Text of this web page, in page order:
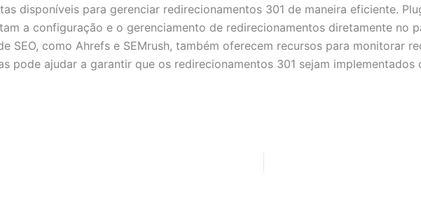
disponíveis para gerenciar redirecionamentos 301 de maneira eficiente.
a configuração e o gerenciamento de redirecionamentos diretamente no
SEO, como Ahrefs e SEMrush, também oferecem recursos para monitorar
pode ajudar a garantir que os redirecionamentos 301 sejam